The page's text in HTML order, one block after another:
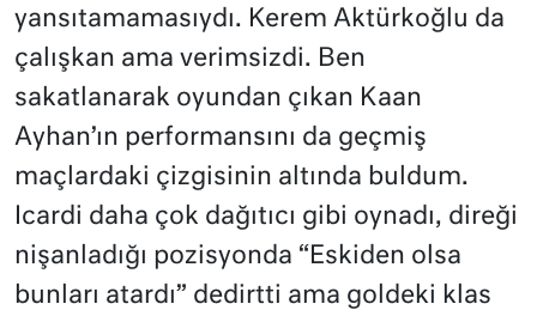
yansıtamamasıydı. Kerem Aktürkoğlu da
çalışkan ama verimsizdi. Ben
sakatlanarak oyundan çıkan Kaan
Ayhan’ın performansını da geçmiş
maçlardaki çizgisinin altında buldum.
Icardi daha çok dağıtıcı gibi oynadı, direği
nişanladığı pozisyonda “Eskiden olsa
bunları atardı” dedirtti ama goldeki klas